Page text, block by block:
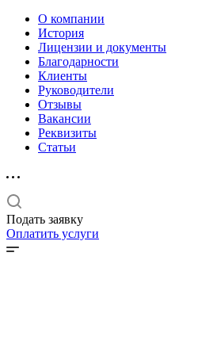
О компании
История
Лицензии и документы
Благодарности
Клиенты
Руководители
Отзывы
Вакансии
Реквизиты
Статьи
Подать заявку
Оплатить услуги